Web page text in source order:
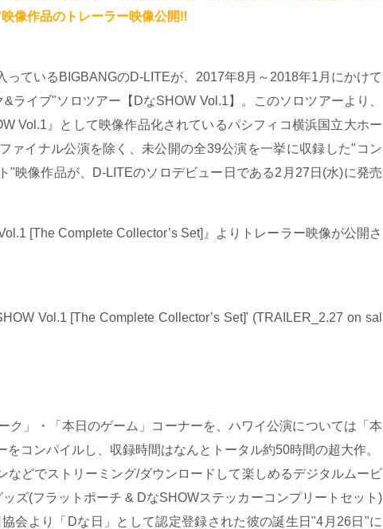
像作品のトレーラー映像公開‼
っているBIGBANGのD-LITEが、2017年8月～2018年1月にかけて
ライブ"ソロツアー【DなSHOW Vol.1】。このソロツアーより、
Vol.1』として映像作品化されているパシフィコ横浜国立大ホー
ァイナル公演を除く、未公開の全39公演を一挙に収録した"コン
"映像作品が、D-LITEのソロデビュー日である2月27日(水)に発売
[The Complete Collector’s Set]』よりトレーラー映像が公開さ
Vol.1 [The Complete Collector’s Set]' (TRAILER_2.27 on sal
ク」・「本日のゲーム」コーナーを、ハワイ公演については「本
をコンパイルし、収録時間はなんとトータル約50時間の超大作。
などでストリーミング/ダウンロードして楽しめるデジタルムービ
ズ(フラットポーチ & DなSHOWステッカーコンプリートセット)
会より「Dな日」として認定登録された彼の誕生日"4月26日"に